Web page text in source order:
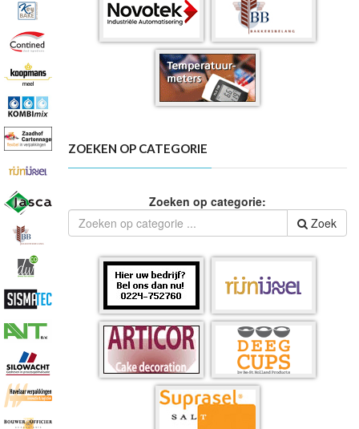
ZOEKEN OP CATEGORIE
Zoeken op categorie:
Zoek